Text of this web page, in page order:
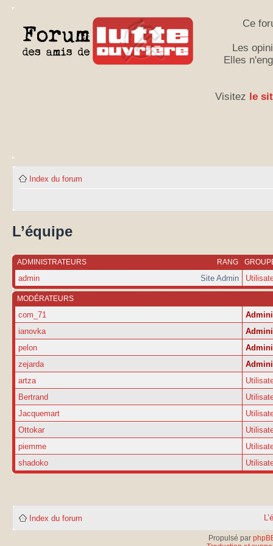
Ce
Les
Elles
Visitez le
Index du forum
L’équipe
RANG
ADMINISTRATEURS
Site Admin
admin
MODÉRATEURS
com_71
ianovka
pelon
zejarda
artza
Bertrand
Jacquemart
Ottokar
piemme
shadoko
Index du forum
Propulsé par